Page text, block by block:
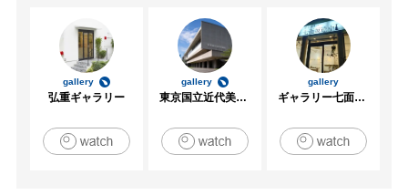
gallery
弘重ギャラリー
gallery
東京国立近代美術館
gallery
ギャラリー七面坂途中